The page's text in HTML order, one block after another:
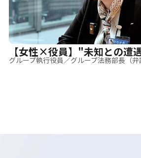
【女性×役員】"未知との遭
グループ執行役員／グループ法務部長（